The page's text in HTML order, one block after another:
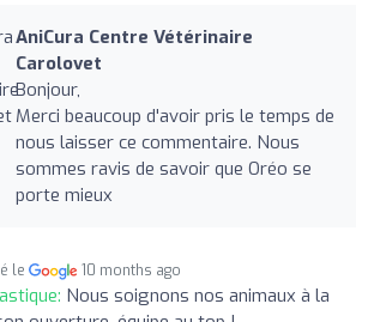
AniCura Centre Vétérinaire
Carolovet
Bonjour,
Merci beaucoup d'avoir pris le temps de
nous laisser ce commentaire. Nous
sommes ravis de savoir que Oréo se
porte mieux
le 10 months ago
Nous soignons nos animaux à la